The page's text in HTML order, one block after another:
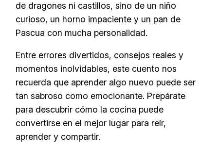
de dragones ni castillos, sino de un niño
curioso, un horno impaciente y un pan de
Pascua con mucha personalidad.
Entre errores divertidos, consejos reales y
momentos inolvidables, este cuento nos
recuerda que aprender algo nuevo puede ser
tan sabroso como emocionante. Prepárate
para descubrir cómo la cocina puede
convertirse en el mejor lugar para reír,
aprender y compartir.